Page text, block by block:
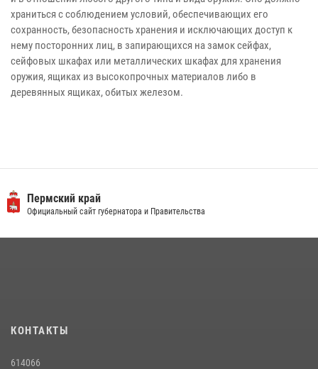
храниться с соблюдением условий, обеспечивающих его
сохранность, безопасность хранения и исключающих доступ к
нему посторонних лиц, в запирающихся на замок сейфах,
сейфовых шкафах или металлических шкафах для хранения
оружия, ящиках из высокопрочных материалов либо в
деревянных ящиках, обитых железом.
Пермский край
Официальный сайт губернатора и Правительства
КОНТАКТЫ
614066